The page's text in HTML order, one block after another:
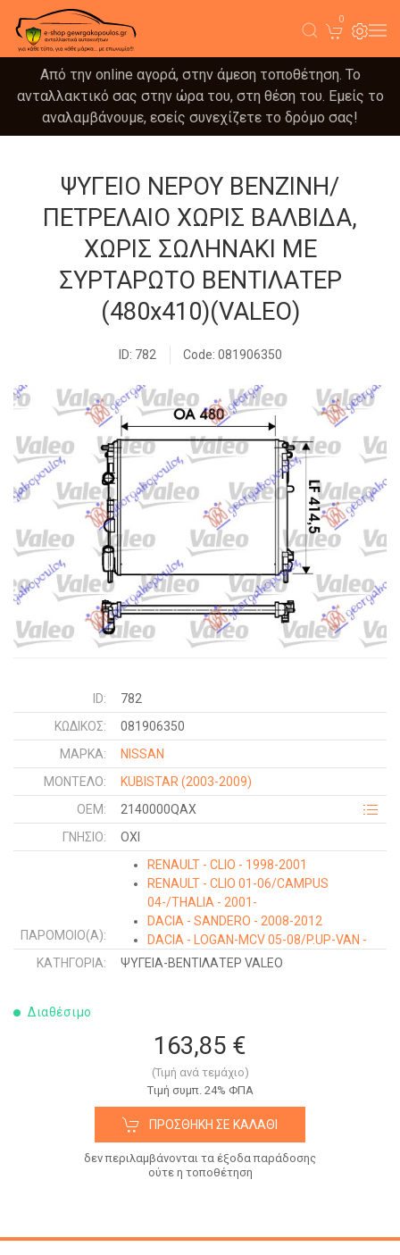
0
Από την online αγορά, στην άμεση τοποθέτηση. Το
ανταλλακτικό σας στην ώρα του, στη θέση του. Εμείς το
αναλαμβάνουμε, εσείς συνεχίζετε το δρόμο σας!
ΨΥΓΕΙΟ ΝΕΡΟΥ ΒΕΝΖΙΝΗ/
ΠΕΤΡΕΛΑΙΟ ΧΩΡΙΣ ΒΑΛΒΙΔΑ,
ΧΩΡΙΣ ΣΩΛΗΝΑΚΙ ΜΕ
ΣΥΡΤΑΡΩΤΟ ΒΕΝΤΙΛΑΤΕΡ
(480x410)(VALEO)
ID: 782 Code: 081906350
ID:
782
ΚΩΔΙΚΌΣ:
081906350
ΜΑΡΚΑ:
NISSAN
ΜΟΝΤΕΛΟ:
KUBISTAR (2003-2009)
OEM:
2140000QAX
ΓΝΉΣΙΟ:
ΟΧΙ
ΠΑΡΌΜΟΙΟ(Α):
RENAULT - CLIO - 1998-2001
RENAULT - CLIO 01-06/CAMPUS
04-/THALIA - 2001-
DACIA - SANDERO - 2008-2012
DACIA - LOGAN-MCV 05-08/P.UP-VAN -
2009-2012
DACIA - LOGAN-MCV - 2008-2012
ΚΑΤΗΓΟΡΊΑ: ΨΥΓΕΙΑ-ΒΕΝΤΙΛΑΤΕΡ VALEO
Διαθέσιμο
163,85 €
(Τιμή ανά τεμάχιο)
Tιμή συμπ. 24% ΦΠΑ
ΠΡΟΣΘΉΚΗ ΣΕ ΚΑΛΆΘΙ
δεν περιλαμβάνονται τα έξοδα παράδοσης
ούτε η τοποθέτηση